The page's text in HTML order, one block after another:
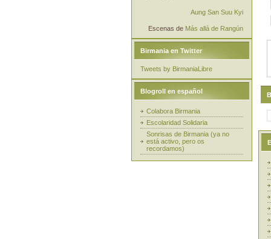
Aung San Suu Kyi
Escenas de Más allá de Rangún
Birmania en Twitter
Tweets by BirmaniaLibre
Blogroll en español
Colabora Birmania
Escolaridad Solidaria
Sonrisas de Birmania (ya no
está activo, pero os
recordamos)